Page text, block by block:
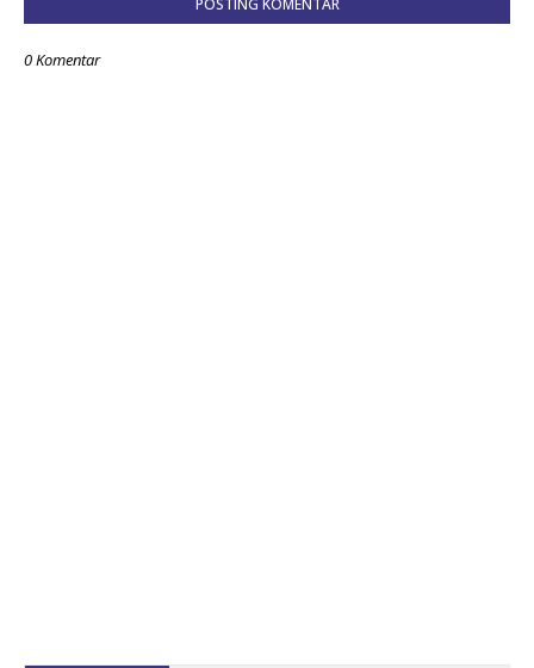
POSTING KOMENTAR
0 Komentar